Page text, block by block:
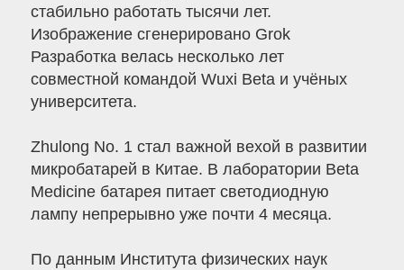
стабильно работать тысячи лет.
Изображение сгенерировано Grok
Разработка велась несколько лет
совместной командой Wuxi Beta и учёных
университета.
Zhulong No. 1 стал важной вехой в развитии
микробатарей в Китае. В лаборатории Beta
Medicine батарея питает светодиодную
лампу непрерывно уже почти 4 месяца.
По данным Института физических наук